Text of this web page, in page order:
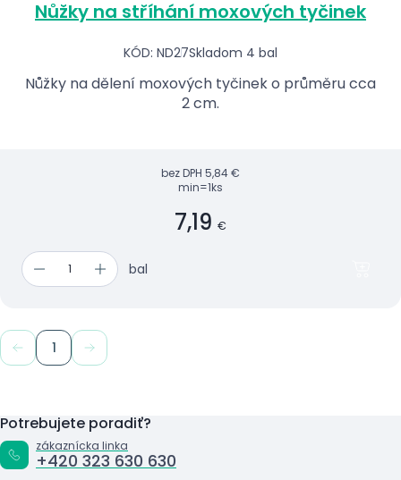
Nůžky na stříhání moxových tyčinek
KÓD: ND27Skladom 4 bal
Nůžky na dělení moxových tyčinek o průměru cca
2 cm.
bez DPH 5,84 €
min=1ks
7,19 €
bal
1
Potrebujete poradiť?
zákaznícka linka
+420 323 630 630